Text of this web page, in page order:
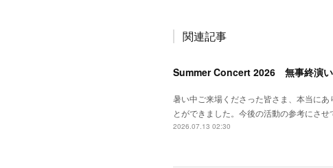
関連記事
Summer Concert 2026 無事終演い
暑い中ご来場くださった皆さま、本当に
とができました。今後の活動の参考にさ
2026.07.13 02:30